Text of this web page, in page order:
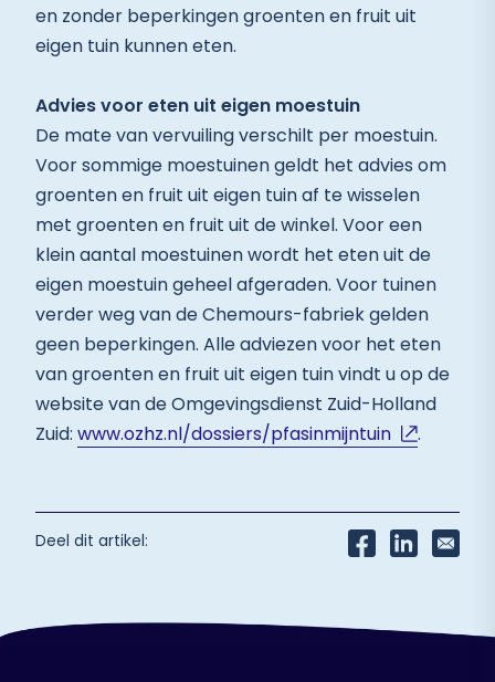
en zonder beperkingen groenten en fruit uit
eigen tuin kunnen eten.
Advies voor eten uit eigen moestuin
De mate van vervuiling verschilt per moestuin.
Voor sommige moestuinen geldt het advies om
groenten en fruit uit eigen tuin af te wisselen
met groenten en fruit uit de winkel. Voor een
klein aantal moestuinen wordt het eten uit de
eigen moestuin geheel afgeraden. Voor tuinen
verder weg van de Chemours-fabriek gelden
geen beperkingen. Alle adviezen voor het eten
van groenten en fruit uit eigen tuin vindt u op de
website van de Omgevingsdienst Zuid-Holland
Zuid: www.ozhz.nl/dossiers/pfasinmijntuin .
Deel dit artikel: